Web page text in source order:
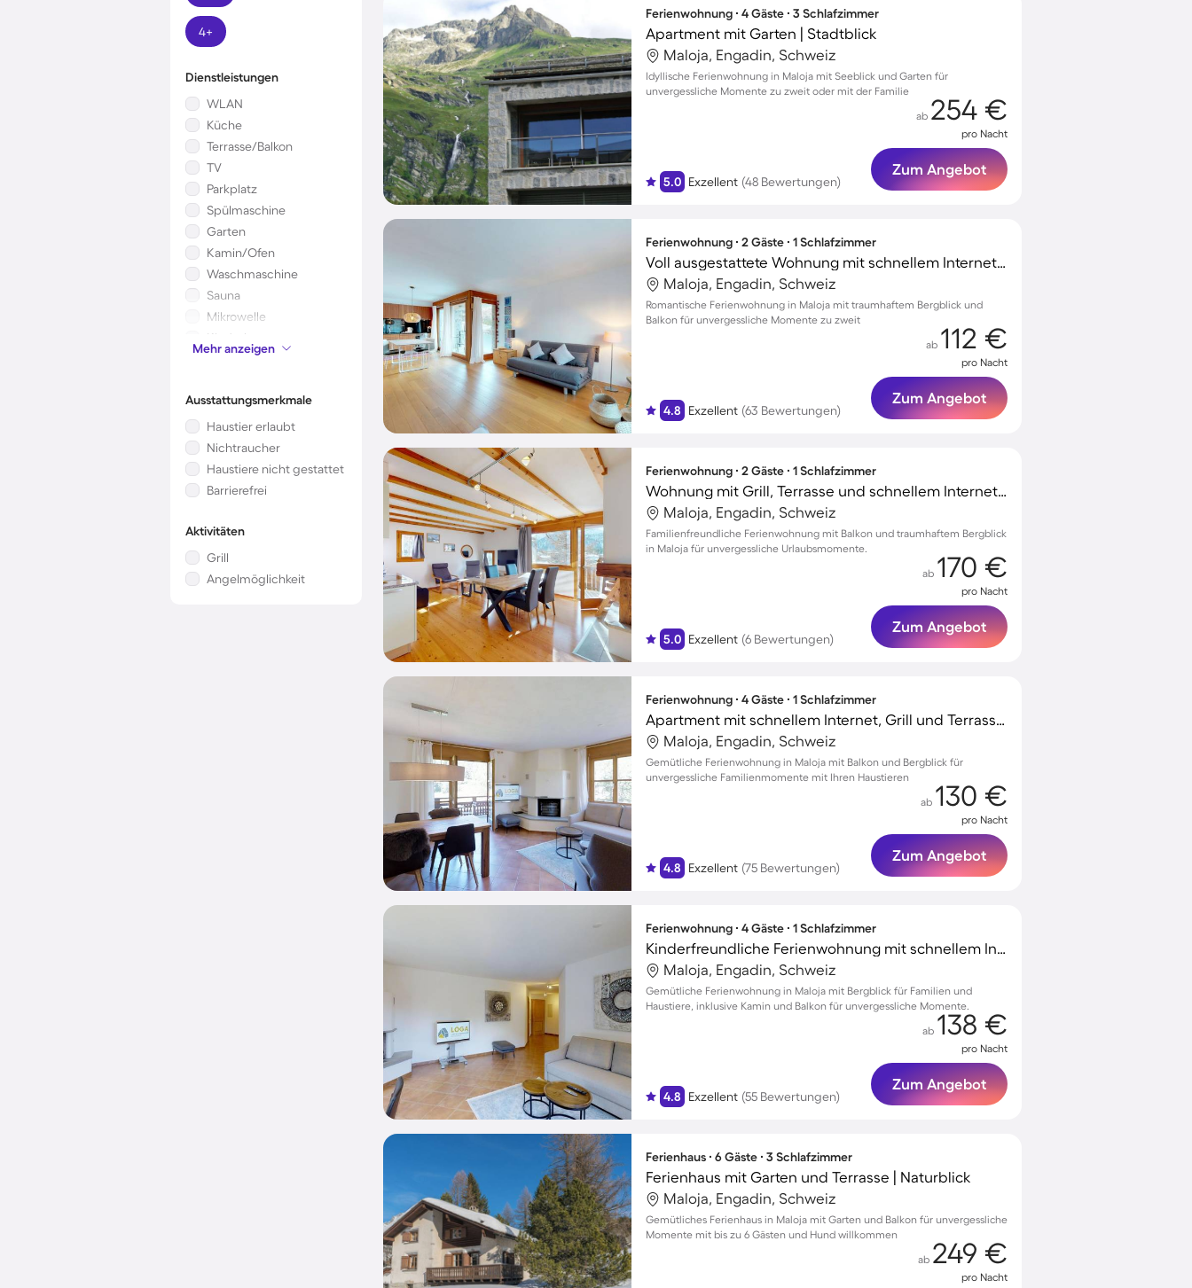
4+
Dienstleistungen
WLAN
Küche
Terrasse/Balkon
TV
Parkplatz
Spülmaschine
Garten
Kamin/Ofen
Waschmaschine
Sauna
Mikrowelle
Kinderbett
Klimaanlage
Mehr anzeigen
Ausstattungsmerkmale
Haustier erlaubt
Nichtraucher
Haustiere nicht gestattet
Barrierefrei
Aktivitäten
Grill
Angelmöglichkeit
Ferienwohnung ∙ 4 Gäste ∙ 3 Schlafzimmer
Apartment mit Garten | Stadtblick
Maloja, Engadin, Schweiz
Idyllische Ferienwohnung in Maloja mit Seeblick und Garten für
unvergessliche Momente zu zweit oder mit der Familie
5.0 Exzellent (48 Bewertungen)
ab 254 €
pro Nacht
Zum Angebot
Ferienwohnung ∙ 2 Gäste ∙ 1 Schlafzimmer
Voll ausgestattete Wohnung mit schnellem Internet und Terrasse | Bergblick | Nah am Skifahren | Ideal für Homeoffice
Maloja, Engadin, Schweiz
Romantische Ferienwohnung in Maloja mit traumhaftem Bergblick und
Balkon für unvergessliche Momente zu zweit
4.8 Exzellent (63 Bewertungen)
ab 112 €
pro Nacht
Zum Angebot
Ferienwohnung ∙ 2 Gäste ∙ 1 Schlafzimmer
Wohnung mit Grill, Terrasse und schnellem Internet | Naturblick | Ideal für Homeoffice
Maloja, Engadin, Schweiz
Familienfreundliche Ferienwohnung mit Balkon und traumhaftem Bergblick
in Maloja für unvergessliche Urlaubsmomente.
5.0 Exzellent (6 Bewertungen)
ab 170 €
pro Nacht
Zum Angebot
Ferienwohnung ∙ 4 Gäste ∙ 1 Schlafzimmer
Apartment mit schnellem Internet, Grill und Terrasse | Naturblick | Ideal für Homeoffice
Maloja, Engadin, Schweiz
Gemütliche Ferienwohnung in Maloja mit Balkon und Bergblick für
unvergessliche Familienmomente mit Ihren Haustieren
4.8 Exzellent (75 Bewertungen)
ab 130 €
pro Nacht
Zum Angebot
Ferienwohnung ∙ 4 Gäste ∙ 1 Schlafzimmer
Kinderfreundliche Ferienwohnung mit schnellem Internet, Terrasse und Grill | Naturblick | Ideal für Homeoffice | Haustiere sind willkommen
Maloja, Engadin, Schweiz
Gemütliche Ferienwohnung in Maloja mit Bergblick für Familien und
Haustiere, inklusive Kamin und Balkon für unvergessliche Momente.
4.8 Exzellent (55 Bewertungen)
ab 138 €
pro Nacht
Zum Angebot
Ferienhaus ∙ 6 Gäste ∙ 3 Schlafzimmer
Ferienhaus mit Garten und Terrasse | Naturblick
Maloja, Engadin, Schweiz
Gemütliches Ferienhaus in Maloja mit Garten und Balkon für unvergessliche
Momente mit bis zu 6 Gästen und Hund willkommen
ab 249 €
pro Nacht